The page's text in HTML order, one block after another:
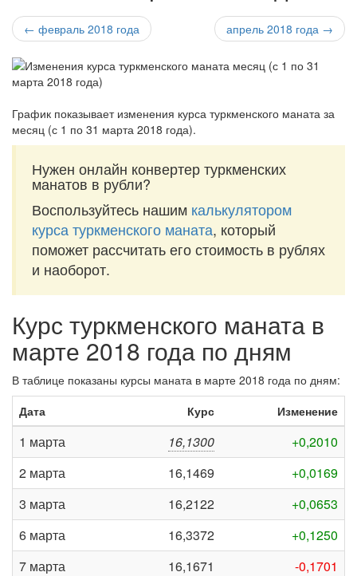
← февраль 2018 года апрель 2018 года →
График показывает изменения курса туркменского маната за
месяц (с 1 по 31 марта 2018 года).
Нужен онлайн конвертер туркменских
манатов в рубли?
Воспользуйтесь нашим калькулятором
курса туркменского маната, который
поможет рассчитать его стоимость в рублях
и наоборот.
Курс туркменского маната в
марте 2018 года по дням
В таблице показаны курсы маната в марте 2018 года по дням:
Дата
Курс Изменение
1 марта 16,1300
+0,2010
2 марта
16,1469
+0,0169
3 марта
16,2122
+0,0653
6 марта
16,3372
+0,1250
7 марта
16,1671
-0,1701